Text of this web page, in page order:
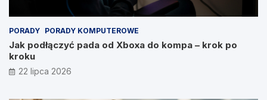
PORADY PORADY KOMPUTEROWE
Jak podłączyć pada od Xboxa do kompa – krok po
kroku
22 lipca 2026